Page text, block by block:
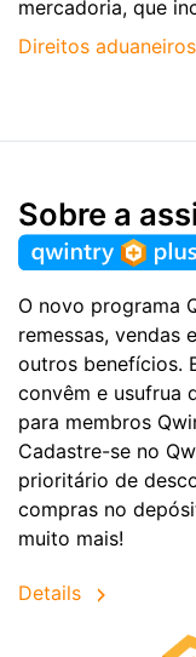
mercadoria, que
Direitos
Sobre a
O novo programa
remessas, vendas
outros benefícios.
convêm e usufrua
para membros
Cadastre-se no
prioritário de
compras no
muito mais!
Details